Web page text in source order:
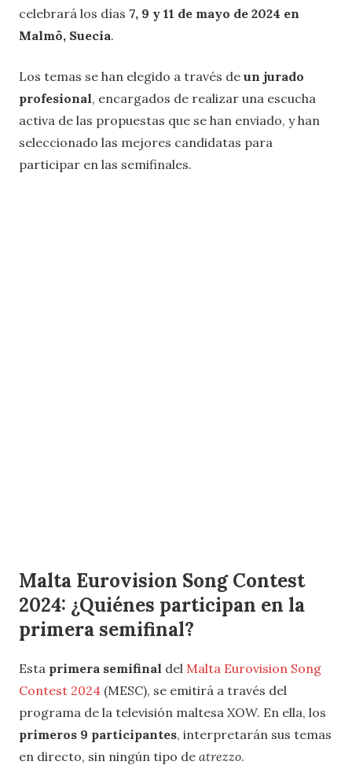
celebrará los días 7, 9 y 11 de mayo de 2024 en
Malmö, Suecia.
Los temas se han elegido a través de un jurado
profesional, encargados de realizar una escucha
activa de las propuestas que se han enviado, y han
seleccionado las mejores candidatas para
participar en las semifinales.
Malta Eurovision Song Contest
2024: ¿Quiénes participan en la
primera semifinal?
Esta primera semifinal del Malta Eurovision Song
Contest 2024 (MESC), se emitirá a través del
programa de la televisión maltesa XOW. En ella, los
primeros 9 participantes, interpretarán sus temas
en directo, sin ningún tipo de atrezzo.